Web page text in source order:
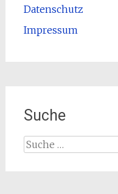
Datenschutz
Impressum
Suche
Suche